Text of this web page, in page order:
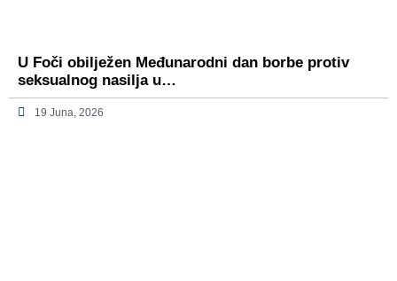
U Foči obilježen Međunarodni dan borbe protiv
seksualnog nasilja u…
19 Juna, 2026